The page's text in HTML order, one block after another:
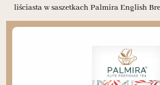
liściasta w saszetkach Palmira English